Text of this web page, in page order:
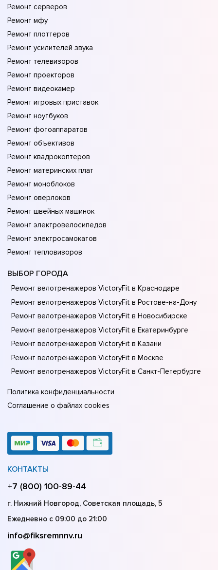
Ремонт серверов
Ремонт мфу
Ремонт плоттеров
Ремонт усилителей звука
Ремонт телевизоров
Ремонт проекторов
Ремонт видеокамер
Ремонт игровых приставок
Ремонт ноутбуков
Ремонт фотоаппаратов
Ремонт объективов
Ремонт квадрокоптеров
Ремонт материнских плат
Ремонт моноблоков
Ремонт оверлоков
Ремонт швейных машинок
Ремонт электровелосипедов
Ремонт электросамокатов
Ремонт тепловизоров
ВЫБОР ГОРОДА
Ремонт велотренажеров VictoryFit в Краснодаре
Ремонт велотренажеров VictoryFit в Ростове-на-Донy
Ремонт велотренажеров VictoryFit в Новосибирске
Ремонт велотренажеров VictoryFit в Екатеринбурге
Ремонт велотренажеров VictoryFit в Казани
Ремонт велотренажеров VictoryFit в Москве
Ремонт велотренажеров VictoryFit в Санкт-Петербурге
Политика конфиденциальности
Соглашение о файлах cookies
КОНТАКТЫ
+7 (800) 100-89-44
г. Нижний Новгород, Советская площадь, 5
Ежедневно с 09:00 до 21:00
info@fiksremnnv.ru